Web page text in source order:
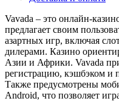
Vavada – это онлайн-
предлагает своим
азартных игр, включая
дилерами. Казино
Азии и Африки. Vavada
регистрацию, кэшбэком и
Также предусмотрены
Android, что позволяет